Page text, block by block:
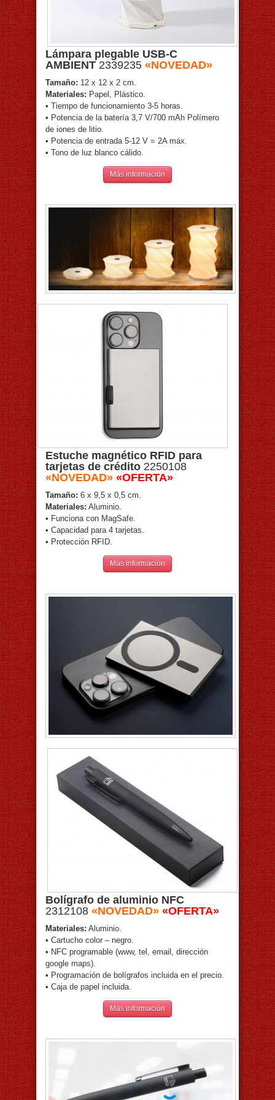
Lámpara plegable USB-C
AMBIENT 2339235 «NOVEDAD»
Tamaño: 12 x 12 x 2 cm.
Materiales: Papel, Plástico.
• Tiempo de funcionamiento 3-5 horas.
• Potencia de la batería 3,7 V/700 mAh Polímero
de iones de litio.
• Potencia de entrada 5-12 V = 2A máx.
• Tono de luz blanco cálido.
Más información
Estuche magnético RFID para
tarjetas de crédito 2250108
«NOVEDAD» «OFERTA»
Tamaño: 6 x 9,5 x 0,5 cm.
Materiales: Aluminio.
• Funciona con MagSafe.
• Capacidad para 4 tarjetas.
• Protección RFID.
Más información
Bolígrafo de aluminio NFC
2312108 «NOVEDAD» «OFERTA»
Materiales: Aluminio.
• Cartucho color – negro.
• NFC programable (www, tel, email, dirección
google maps).
• Programación de bolígrafos incluida en el precio.
• Caja de papel incluida.
Más información